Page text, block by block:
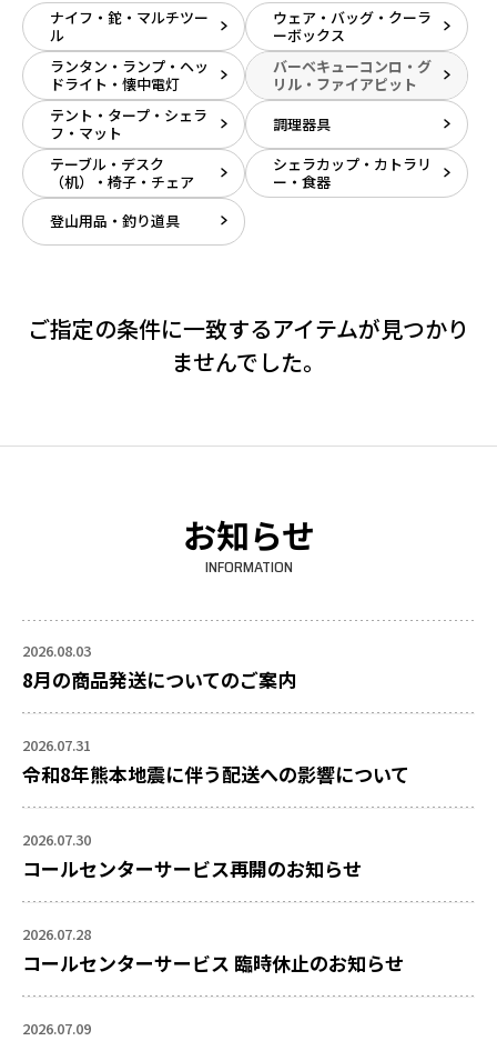
ナイフ・鉈・マルチツー
ル
ウェア・バッグ・クーラ
ーボックス
ランタン・ランプ・ヘッ
ドライト・懐中電灯
バーベキューコンロ・グ
リル・ファイアピット
テント・タープ・シェラ
フ・マット
調理器具
テーブル・デスク
（机）・椅子・チェア
シェラカップ・カトラリ
ー・食器
登山用品・釣り道具
ご指定の条件に一致するアイテムが見つかり
ませんでした。
お知らせ
INFORMATION
2026.08.03
8月の商品発送についてのご案内
2026.07.31
令和8年熊本地震に伴う配送への影響について
2026.07.30
コールセンターサービス再開のお知らせ
2026.07.28
コールセンターサービス 臨時休止のお知らせ
2026.07.09